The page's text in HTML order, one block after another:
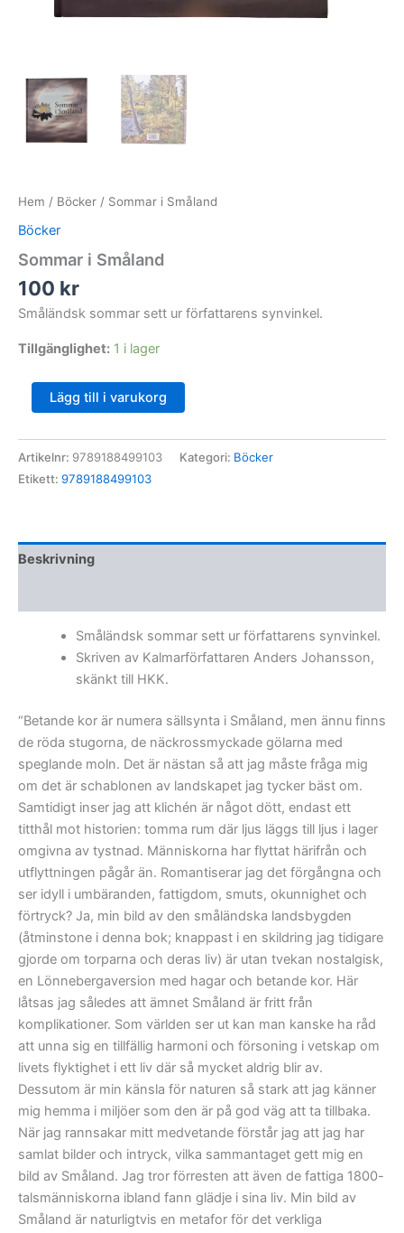
Hem / Böcker / Sommar i Småland
Böcker
Sommar i Småland
100 kr
Småländsk sommar sett ur författarens synvinkel.
Tillgänglighet: 1 i lager
Sommar
mängd
Lägg till i varukorg
Artikelnr: 9789188499103 Kategori: Böcker
Etikett: 9789188499103
Beskrivning
Småländsk sommar sett ur författarens synvinkel.
Skriven av Kalmarförfattaren Anders Johansson,
skänkt till HKK.
“Betande kor är numera sällsynta i Småland, men ännu finns
de röda stugorna, de näckrossmyckade gölarna med
speglande moln. Det är nästan så att jag måste fråga mig
om det är schablonen av landskapet jag tycker bäst om.
Samtidigt inser jag att klichén är något dött, endast ett
titthål mot historien: tomma rum där ljus läggs till ljus i lager
omgivna av tystnad. Människorna har flyttat härifrån och
utflyttningen pågår än. Romantiserar jag det förgångna och
ser idyll i umbäranden, fattigdom, smuts, okunnighet och
förtryck? Ja, min bild av den småländska landsbygden
(åtminstone i denna bok; knappast i en skildring jag tidigare
gjorde om torparna och deras liv) är utan tvekan nostalgisk,
en Lönnebergaversion med hagar och betande kor. Här
låtsas jag således att ämnet Småland är fritt från
komplikationer. Som världen ser ut kan man kanske ha råd
att unna sig en tillfällig harmoni och försoning i vetskap om
livets flyktighet i ett liv där så mycket aldrig blir av.
Dessutom är min känsla för naturen så stark att jag känner
mig hemma i miljöer som den är på god väg att ta tillbaka.
När jag rannsakar mitt medvetande förstår jag att jag har
samlat bilder och intryck, vilka sammantaget gett mig en
bild av Småland. Jag tror förresten att även de fattiga 1800-
talsmänniskorna ibland fann glädje i sina liv. Min bild av
Småland är naturligtvis en metafor för det verkliga